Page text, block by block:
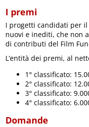
I premi
I progetti candidati per
nuovi e inediti, che non
di contributi del Film
L’entità dei premi, al
1° classificato:
2° classificato:
3° classificato:
4° classificato:
Domande